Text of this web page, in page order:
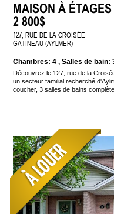
MAISON À ÉTAGES
2 800$
127, RUE DE LA CROISÉE
GATINEAU (AYLMER)
Chambres: 4 , Salles de bain:
Découvrez le 127, rue de la
un secteur familial recherché
coucher, 3 salles de bains